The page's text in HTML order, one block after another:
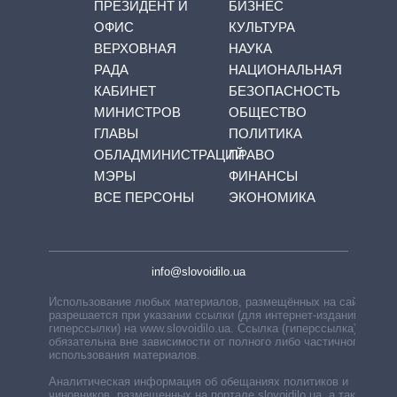
ПРЕЗИДЕНТ И
ОФИС
ВЕРХОВНАЯ
РАДА
КАБИНЕТ
МИНИСТРОВ
ГЛАВЫ
ОБЛАДМИНИСТРАЦИЙ
МЭРЫ
ВСЕ ПЕРСОНЫ
БИЗНЕС
КУЛЬТУРА
НАУКА
НАЦИОНАЛЬНАЯ
БЕЗОПАСНОСТЬ
ОБЩЕСТВО
ПОЛИТИКА
ПРАВО
ФИНАНСЫ
ЭКОНОМИКА
info@slovoidilo.ua
Использование любых материалов, размещённых на сайте,
разрешается при указании ссылки (для интернет-изданий —
гиперссылки) на www.slovoidilo.ua. Ссылка (гиперссылка)
обязательна вне зависимости от полного либо частичного
использования материалов.
Аналитическая информация об обещаниях политиков и